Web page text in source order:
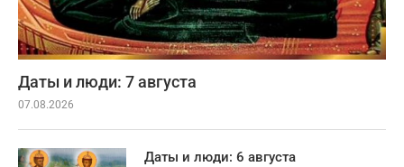
Даты и люди: 7 августа
07.08.2026
Даты и люди: 6 августа